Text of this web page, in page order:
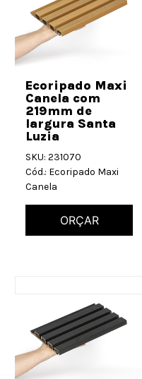
Ecoripado Maxi
Canela com
219mm de
largura Santa
Luzia
SKU: 231070
Cód.: Ecoripado Maxi
Canela
ORÇAR